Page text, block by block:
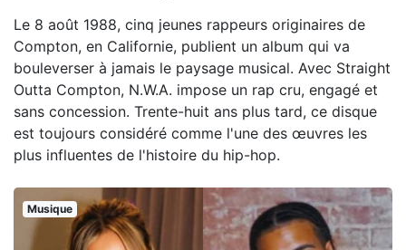
Le 8 août 1988, cinq jeunes rappeurs originaires de
Compton, en Californie, publient un album qui va
bouleverser à jamais le paysage musical. Avec Straight
Outta Compton, N.W.A. impose un rap cru, engagé et
sans concession. Trente-huit ans plus tard, ce disque
est toujours considéré comme l'une des œuvres les
plus influentes de l'histoire du hip-hop.
Musique